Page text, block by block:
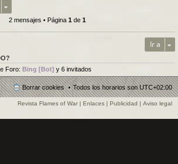
2 mensajes • Página 1 de 1
Ir a
Foro: Bing [Bot] y 6 invitados
Todos los horarios sonUTC+02:00
Borrar cookies
Revista Flames of War | Enlaces | Publicidad | Aviso legal